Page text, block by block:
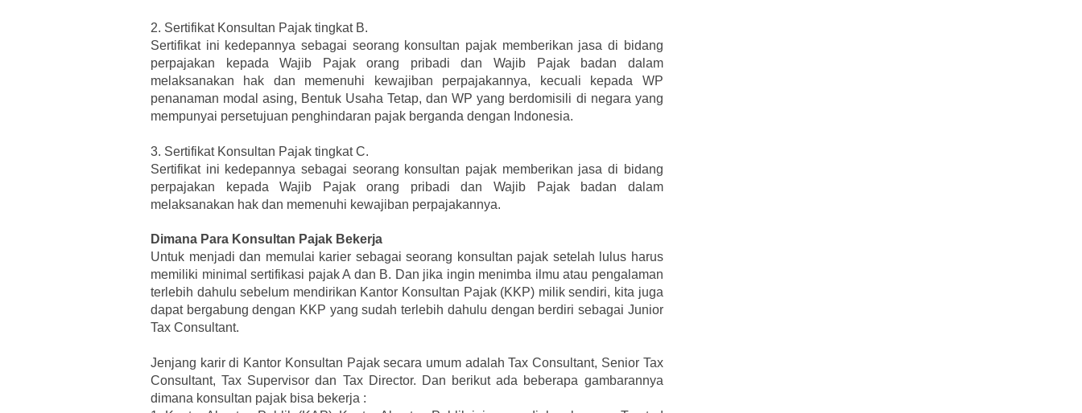
2. Sertifikat Konsultan Pajak tingkat B.
Sertifikat ini kedepannya sebagai seorang konsultan pajak memberikan jasa di bidang
perpajakan kepada Wajib Pajak orang pribadi dan Wajib Pajak badan dalam
melaksanakan hak dan memenuhi kewajiban perpajakannya, kecuali kepada WP
penanaman modal asing, Bentuk Usaha Tetap, dan WP yang berdomisili di negara yang
mempunyai persetujuan penghindaran pajak berganda dengan Indonesia.
3. Sertifikat Konsultan Pajak tingkat C.
Sertifikat ini kedepannya sebagai seorang konsultan pajak memberikan jasa di bidang
perpajakan kepada Wajib Pajak orang pribadi dan Wajib Pajak badan dalam
melaksanakan hak dan memenuhi kewajiban perpajakannya.
Dimana Para Konsultan Pajak Bekerja
Untuk menjadi dan memulai karier sebagai seorang konsultan pajak setelah lulus harus
memiliki minimal sertifikasi pajak A dan B. Dan jika ingin menimba ilmu atau pengalaman
terlebih dahulu sebelum mendirikan Kantor Konsultan Pajak (KKP) milik sendiri, kita juga
dapat bergabung dengan KKP yang sudah terlebih dahulu dengan berdiri sebagai Junior
Tax Consultant.
Jenjang karir di Kantor Konsultan Pajak secara umum adalah Tax Consultant, Senior Tax
Consultant, Tax Supervisor dan Tax Director. Dan berikut ada beberapa gambarannya
dimana konsultan pajak bisa bekerja :